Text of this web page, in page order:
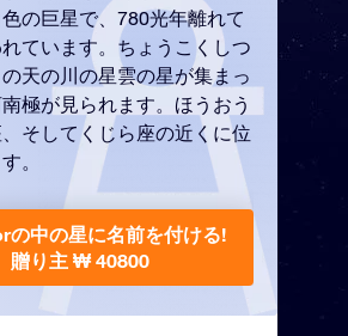
の巨星で、780光年離れて
ています。ちょうこくしつ
天の川の星雲の星が集まっ
極が見られます。ほうおう
そしてくじら座の近くに位
。
の中の星に名前を付ける!
贈り主 ₩ 40800